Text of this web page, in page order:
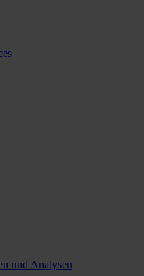
und Analysen